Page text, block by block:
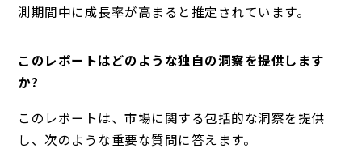
測期間中に成長率が高まると推定されています。
このレポートはどのような独自の洞察を提供します
か?
このレポートは、市場に関する包括的な洞察を提供
し、次のような重要な質問に答えます。